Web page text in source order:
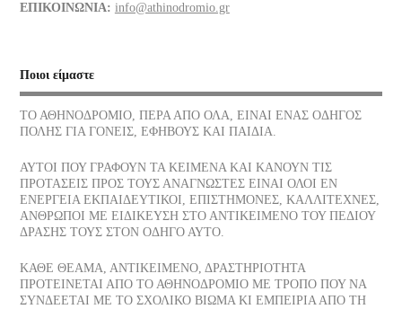
07/07/2026
Οι νεώσοικοι του Πειραιά, ένα σοβαρό στήριγμα της αρχαίας
03/07/2026
Το παγωτό, η λιχουδιά του Καλοκαιριού ποια είναι η διατροφική
του αξία
Αφυδάτωση
ΕΠΙΚΟΙΝΩΝΙΑ: info@athinodromio.gr
Ποιοι είμαστε
ΤΟ ΑΘΗΝΟΔΡΟΜΙΟ, ΠΕΡΑ ΑΠΟ ΟΛΑ, ΕΙΝΑΙ ΕΝΑΣ ΟΔΗΓΟΣ
ΠΟΛΗΣ ΓΙΑ ΓΟΝΕΙΣ, ΕΦΗΒΟΥΣ ΚΑΙ ΠΑΙΔΙΑ.
ΑΥΤΟΙ ΠΟΥ ΓΡΑΦΟΥΝ ΤΑ ΚΕΙΜΕΝΑ ΚΑΙ ΚΑΝΟΥΝ ΤΙΣ
ΠΡΟΤΑΣΕΙΣ ΠΡΟΣ ΤΟΥΣ ΑΝΑΓΝΩΣΤΕΣ ΕΙΝΑΙ ΟΛΟΙ ΕΝ
ΕΝΕΡΓΕΙΑ ΕΚΠΑΙΔΕΥΤΙΚΟΙ, ΕΠΙΣΤΗΜΟΝΕΣ, ΚΑΛΛΙΤΕΧΝΕΣ,
ΑΝΘΡΩΠΟΙ ΜΕ ΕΙΔΙΚΕΥΣΗ ΣΤΟ ΑΝΤΙΚΕΙΜΕΝΟ ΤΟΥ ΠΕΔΙΟΥ
ΔΡΑΣΗΣ ΤΟΥΣ ΣΤΟΝ ΟΔΗΓΟ ΑΥΤΟ.
ΚΑΘΕ ΘΕΑΜΑ, ΑΝΤΙΚΕΙΜΕΝΟ, ΔΡΑΣΤΗΡΙΟΤΗΤΑ
ΠΡΟΤΕΙΝΕΤΑΙ ΑΠΟ ΤΟ ΑΘΗΝΟΔΡΟΜΙΟ ΜΕ ΤΡΟΠΟ ΠΟΥ ΝΑ
ΣΥΝΔΕΕΤΑΙ ΜΕ ΤΟ ΣΧΟΛΙΚΟ ΒΙΩΜΑ ΚΙ ΕΜΠΕΙΡΙΑ ΑΠΟ ΤΗ